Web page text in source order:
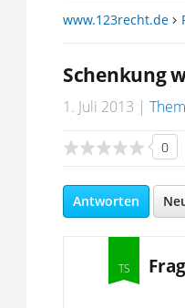
www.123recht.de
Schenkung
1. Juli 2013
0
Antworten